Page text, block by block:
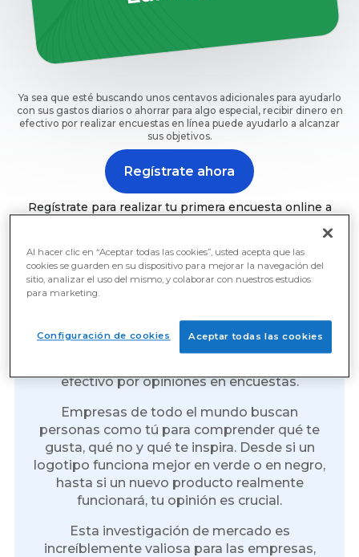
Ya sea que esté buscando unos centavos adicionales para ayudarlo
con sus gastos diarios o ahorrar para algo especial, recibir dinero en
efectivo por realizar encuestas en línea puede ayudarlo a alcanzar
sus objetivos.
Regístrate ahora
Regístrate para realizar tu primera encuesta online a
encuesta que realices
efectivo por opiniones en encuestas.
Empresas de todo el mundo buscan
personas como tú para comprender qué te
gusta, qué no y qué te inspira. Desde si un
logotipo funciona mejor en verde o en negro,
hasta si un nuevo producto realmente
funcionará, tu opinión es crucial.
Esta investigación de mercado es
increíblemente valiosa para las empresas,
Al hacer clic en “Aceptar todas las cookies”, usted acepta que las
cookies se guarden en su dispositivo para mejorar la navegación del
sitio, analizar el uso del mismo, y colaborar con nuestros estudios
para marketing.
Aceptar todas las cookies
Configuración de cookies